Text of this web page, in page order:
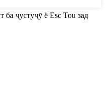
ба ҷустуҷӯ ё Esc Tou зад